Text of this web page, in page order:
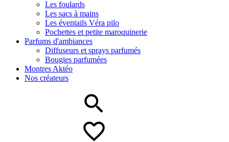
Les foulards
Les sacs à mains
Les éventails Véra pilo
Pochettes et petite maroquinerie
Parfums d'ambiances
Diffuseurs et sprays parfumés
Bougies parfumées
Montres Aktéo
Nos créateurs